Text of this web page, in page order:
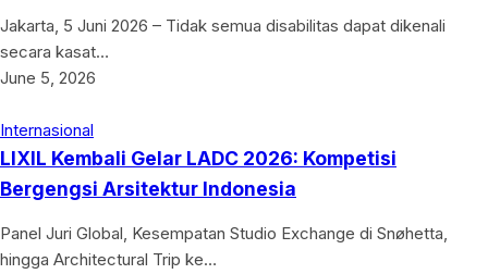
Jakarta, 5 Juni 2026 – Tidak semua disabilitas dapat dikenali
secara kasat…
June 5, 2026
Internasional
LIXIL Kembali Gelar LADC 2026: Kompetisi
Bergengsi Arsitektur Indonesia
Panel Juri Global, Kesempatan Studio Exchange di Snøhetta,
hingga Architectural Trip ke…